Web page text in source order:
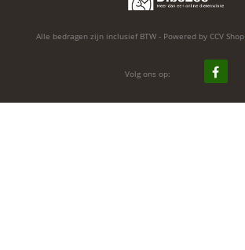
Alle bedragen zijn inclusief BTW - Powered by CCV Shop
Volg ons op: